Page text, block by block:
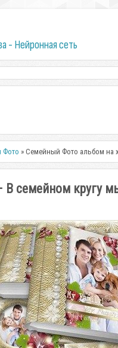
- Нейронная сеть
Фото » Семейный Фото альбом на
семейном кругу